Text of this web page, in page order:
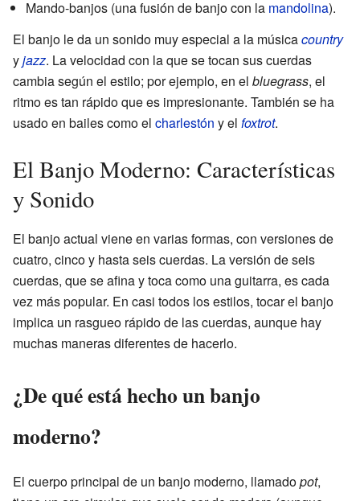
Mando-banjos (una fusión de banjo con la mandolina).
El banjo le da un sonido muy especial a la músicacountry
yjazz. La velocidad con la que se tocan sus cuerdas
cambia según el estilo; por ejemplo, en el bluegrass, el
ritmo es tan rápido que es impresionante. También se ha
usado en bailes como el charlestón y el foxtrot.
El Banjo Moderno: Características
y Sonido
El banjo actual viene en varias formas, con versiones de
cuatro, cinco y hasta seis cuerdas. La versión de seis
cuerdas, que se afina y toca como una guitarra, es cada
vez más popular. En casi todos los estilos, tocar el banjo
implica un rasgueo rápido de las cuerdas, aunque hay
muchas maneras diferentes de hacerlo.
¿De qué está hecho un banjo
moderno?
El cuerpo principal de un banjo moderno, llamadopot,